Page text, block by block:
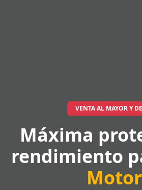
VENTA AL MAYOR Y
Máxima
rendimiento
Motor